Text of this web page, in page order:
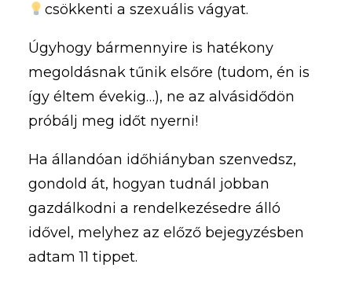
csökkenti a szexuális vágyat.
Úgyhogy bármennyire is hatékony
megoldásnak tűnik elsőre (tudom, én is
így éltem évekig…), ne az alvásidődön
próbálj meg időt nyerni!
Ha állandóan időhiányban szenvedsz,
gondold át, hogyan tudnál jobban
gazdálkodni a rendelkezésedre álló
idővel, melyhez az előző bejegyzésben
adtam 11 tippet.